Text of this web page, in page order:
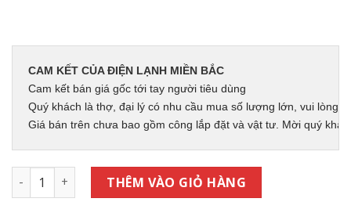
CAM KẾT CỦA ĐIỆN LẠNH MIỀN BẮC
Cam kết bán giá gốc tới tay người tiêu dùng
Quý khách là thợ, đại lý có nhu cầu mua số lượng lớn, vui lòng
Giá bán trên chưa bao gồm công lắp đặt và vật tư. Mời quý
FVC140AV1V/RC140AGY1V ĐIỀU HÒA TỦ ĐỨNG DAIKIN
THÊM VÀO GIỎ HÀNG